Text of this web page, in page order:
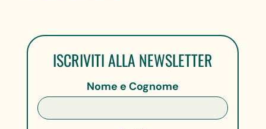
ISCRIVITI ALLA NEWSLETTER
Nome e Cognome